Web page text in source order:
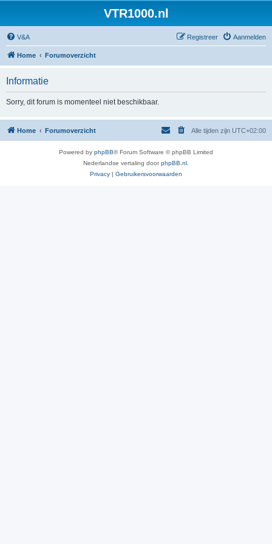
VTR1000.nl
V&A Aanmelden
Registreer
Home Forumoverzicht
Informatie
Sorry, dit forum is momenteel niet beschikbaar.
Home Forumoverzicht Alle tijden zijn UTC+02:00
Powered by phpBB® Forum Software © phpBB Limited
Nederlandse vertaling doorphpBB.nl
Privacy | Gebruikersvoorwaarden